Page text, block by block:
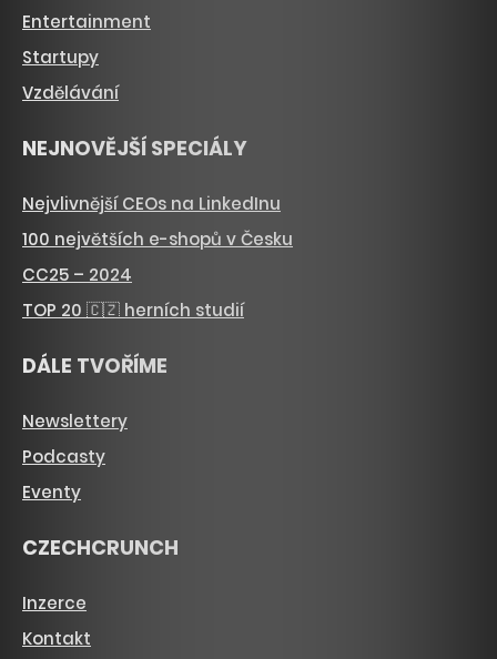
Entertainment
Startupy
Vzdělávání
NEJNOVĚJŠÍ SPECIÁLY
Nejvlivnější CEOs na LinkedInu
100 největších e-shopů v Česku
CC25 – 2024
TOP 20 🇨🇿 herních studií
DÁLE TVOŘÍME
Newslettery
Podcasty
Eventy
CZECHCRUNCH
Inzerce
Kontakt